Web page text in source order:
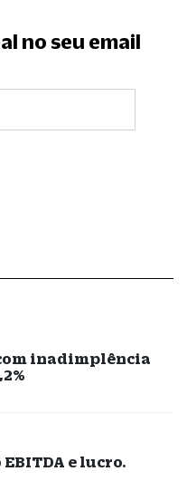
no seu email
inadimplência
e lucro.